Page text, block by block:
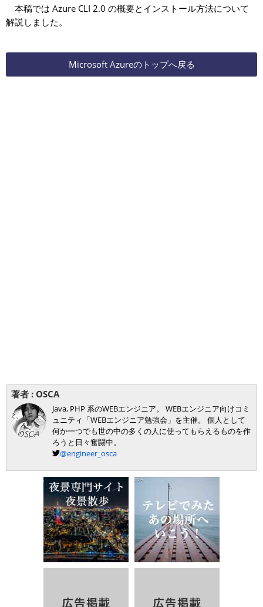
本稿では Azure CLI 2.0 の概要とインストール方法について
解説しました。
Microsoft Azureのトップへ戻る
著者 : OSCA
Java, PHP 系のWEBエンジニア。 WEBエンジニア向けコミ
ュニティ「WEBエンジニア勉強会」を主催。 個人として
何か一つでも世の中の多くの人に使ってもらえるものを作
ろうと日々奮闘中。
@engineer_osca